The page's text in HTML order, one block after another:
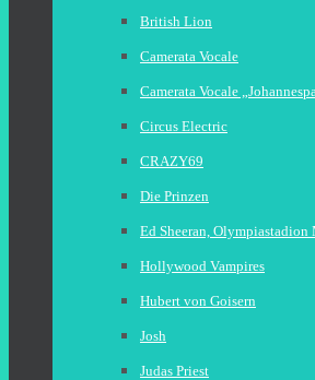
British Lion
Camerata Vocale
Camerata Vocale
Circus Electric
CRAZY69
Die Prinzen
Ed Sheeran, Olympiastadion
Hollywood Vampires
Hubert von Goisern
Josh
Judas Priest